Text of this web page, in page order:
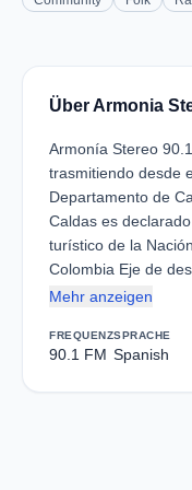
Über Armonia
Armonía Stereo
trasmitiendo desde
Departamento de
Caldas es
turístico de la
Colombia Eje de
Mehr anzeigen
FREQUENZ
90.1 FM
SPRACHE
Spanish